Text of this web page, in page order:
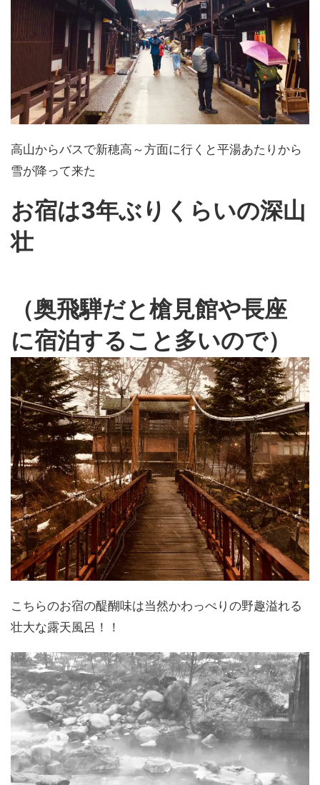
高山からバスで新穂高～方面に行くと平湯あたりから
雪が降って来た
お宿は3年ぶりくらいの深山
壮
（奥飛騨だと槍見館や長座
に宿泊すること多いので）
こちらのお宿の醍醐味は当然かわっぺりの野趣溢れる
壮大な露天風呂！！